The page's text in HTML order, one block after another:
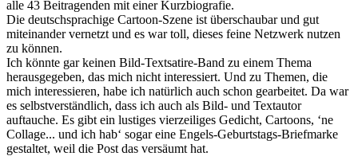
alle 43 Beitragenden mit einer Kurzbiografie.
Die deutschsprachige Cartoon-Szene ist überschaubar und gut
miteinander vernetzt und es war toll, dieses feine Netzwerk nutzen
zu können.
Ich könnte gar keinen Bild-Textsatire-Band zu einem Thema
herausgegeben, das mich nicht interessiert. Und zu Themen, die
mich interessieren, habe ich natürlich auch schon gearbeitet. Da war
es selbstverständlich, dass ich auch als Bild- und Textautor
auftauche. Es gibt ein lustiges vierzeiliges Gedicht, Cartoons, ‘ne
Collage... und ich hab‘ sogar eine Engels-Geburtstags-Briefmarke
gestaltet, weil die Post das versäumt hat.